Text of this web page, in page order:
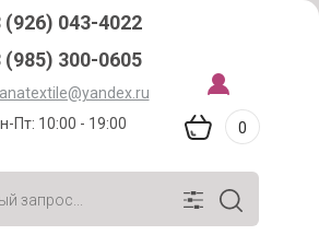
0
(926) 043-4022
(985) 300-0605
Пт: 10:00 - 19:00